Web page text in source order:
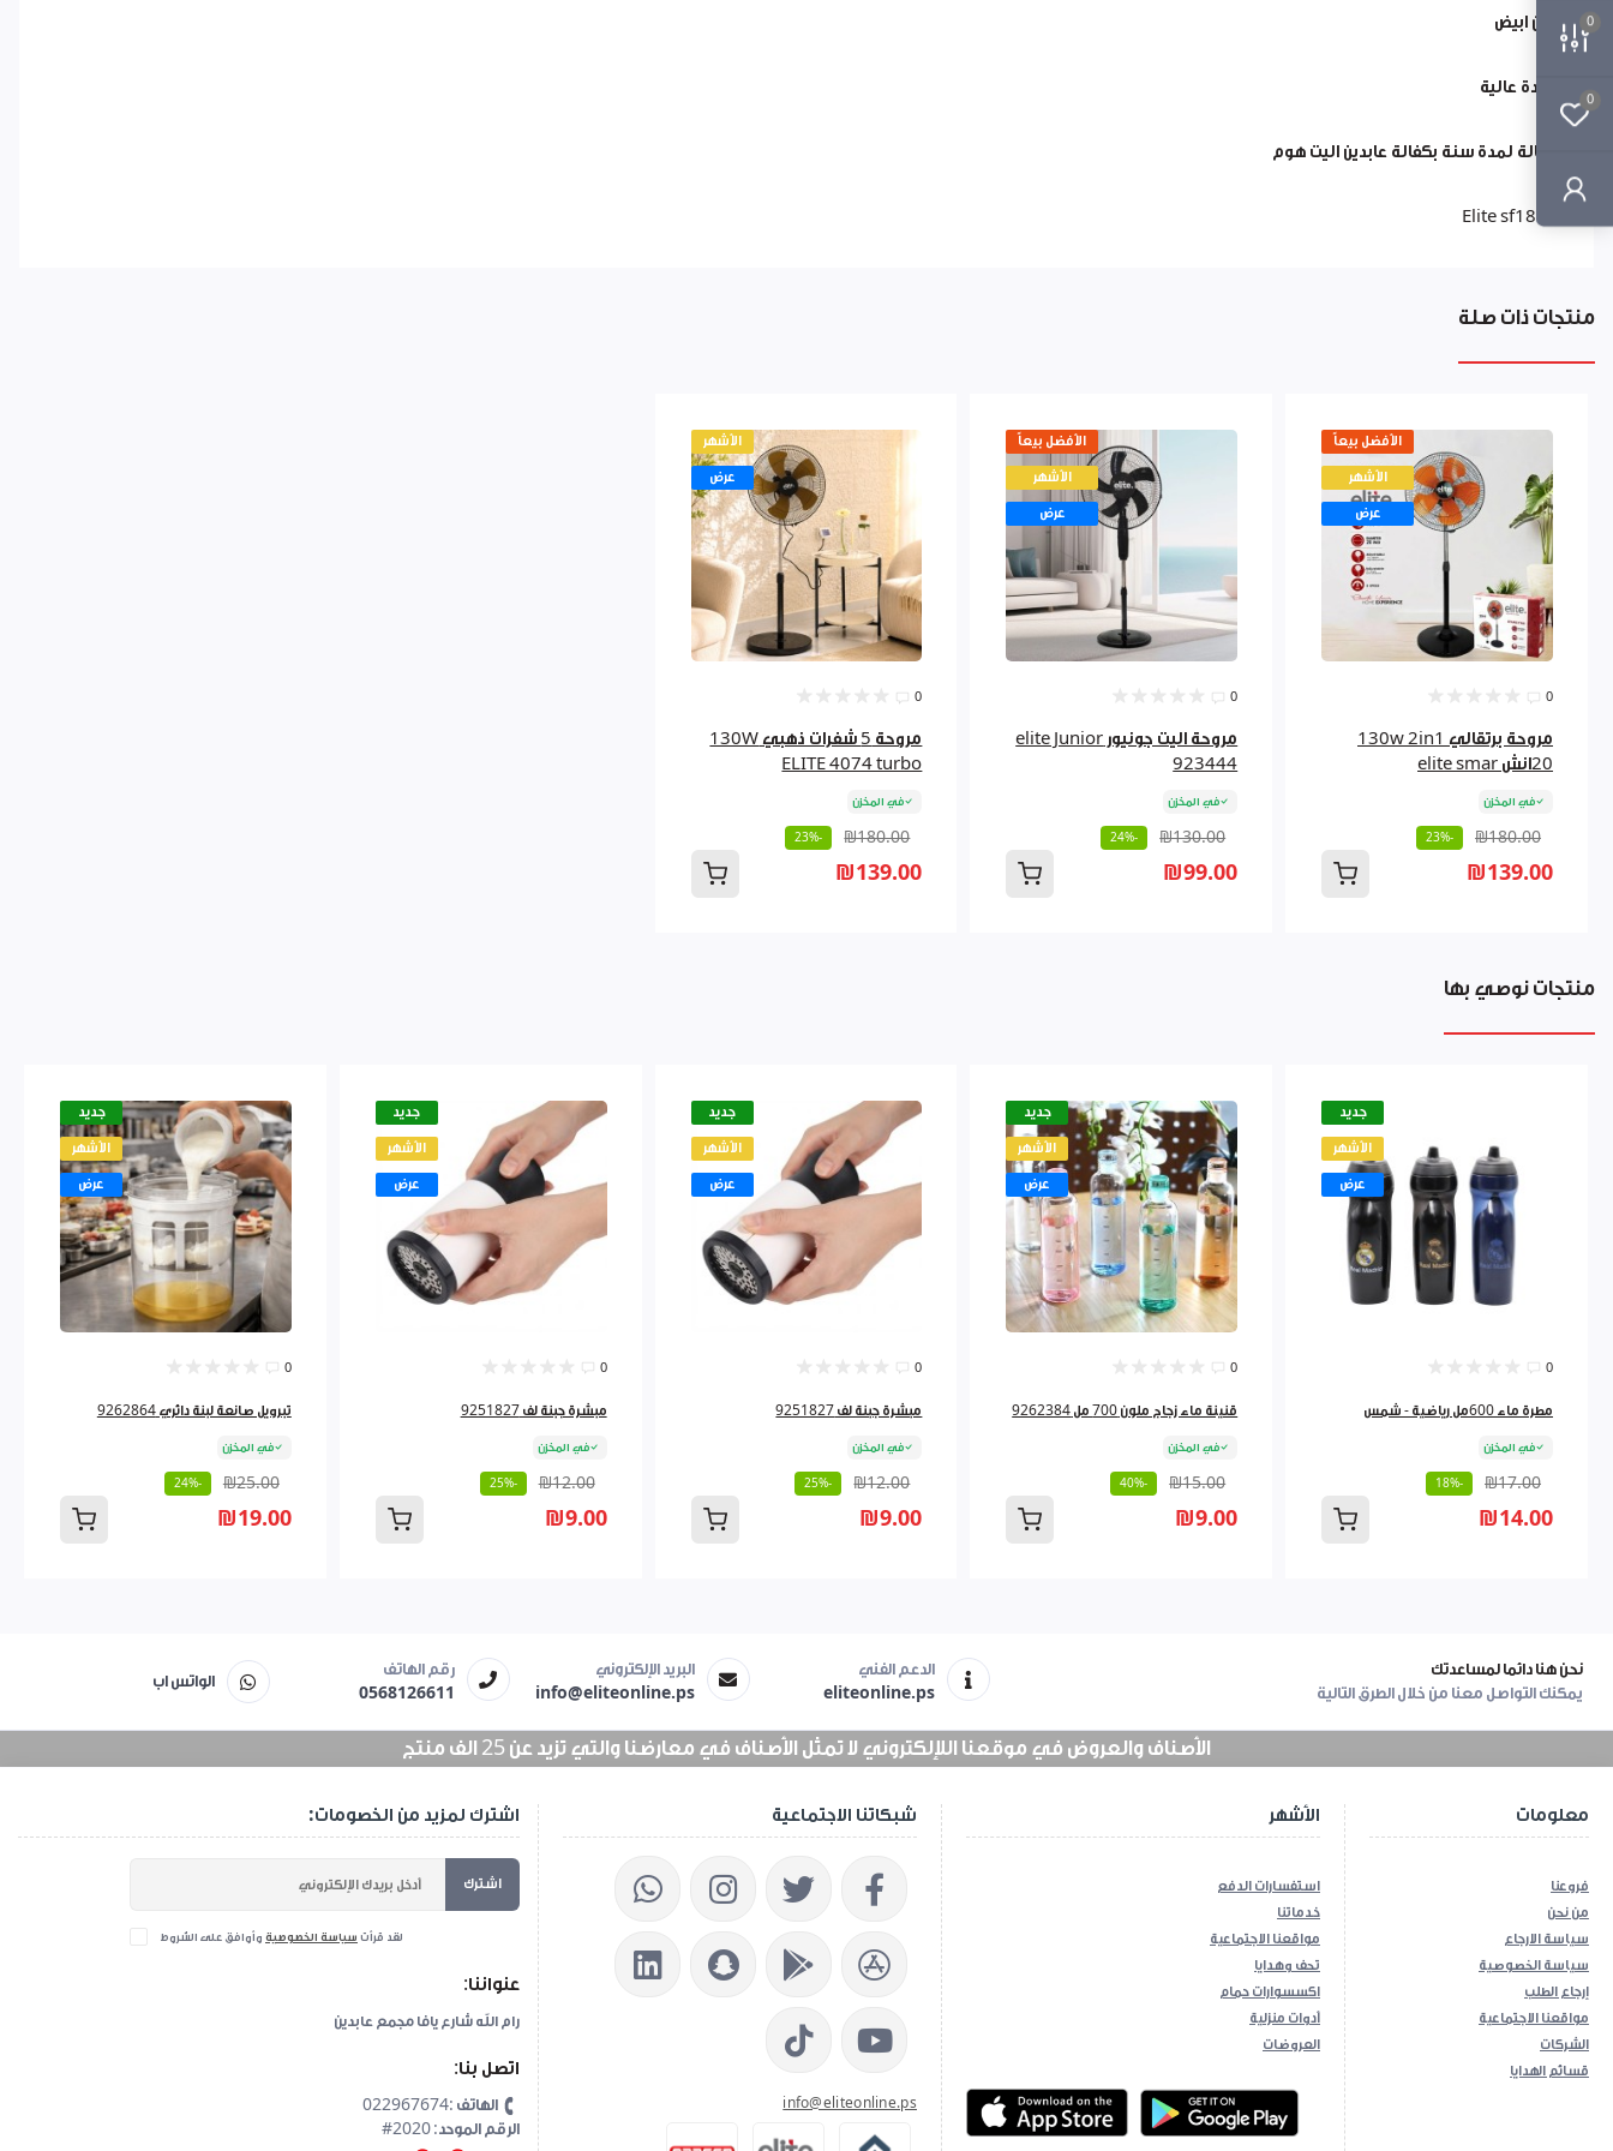
0
0
لون ابيض
جودة عالية
كفالة لمدة سنة بكفالة عابدين اليت هوم
Elite sf1873
منتجات ذات صلة
الأفضل بيعاً
الأشهر
عرض
0
مروحة برتقالي 130w 2in1
20انش elite smar
في المخزن
₪180.00
-23%
₪139.00
الأفضل بيعاً
الأشهر
عرض
0
مروحة اليت جونيور elite Junior
923444
في المخزن
₪130.00
-24%
₪99.00
الأشهر
عرض
0
مروحة 5 شفرات ذهبي 130W
ELITE 4074 turbo
في المخزن
₪180.00
-23%
₪139.00
منتجات نوصي بها
جديد
الأشهر
عرض
0
مطرة ماء 600مل رياضية - شمس
في المخزن
₪17.00
-18%
₪14.00
جديد
الأشهر
عرض
0
قنينة ماء زجاج ملون 700 مل 9262384
في المخزن
₪15.00
-40%
₪9.00
جديد
الأشهر
عرض
0
مبشرة جبنة لف 9251827
في المخزن
₪12.00
-25%
₪9.00
جديد
الأشهر
عرض
0
مبشرة جبنة لف 9251827
في المخزن
₪12.00
-25%
₪9.00
جديد
الأشهر
عرض
0
تبرويل صانعة لبنة دائري 9262864
في المخزن
₪25.00
-24%
₪19.00
نحن هنا دائما لمساعدتك
يمكنك التواصل معنا من خلال الطرق التالية
الدعم الفني
eliteonline.ps
البريد الإلكتروني
info@eliteonline.ps
رقم الهاتف
0568126611
الواتس اب
الأصناف والعروض في موقعنا اللإلكتروني لا تمثل الأصناف في معارضنا والتي تزيد عن 25 الف منتج
اشترك لمزيد من الخصومات:
اشترك
لقد قرأت سياسة الخصوصية وأوافق على الشروط
عنواننا:
رام الله شارع يافا مجمع عابدين
اتصل بنا:
الهاتف :022967674
#2020 :الرقم الموحد
شبكاتنا الاجتماعية
info@eliteonline.ps
الأشهر
استفسارات الدفع
خدماتنا
مواقعنا الاجتماعية
تحف وهدايا
اكسسوارات حمام
أدوات منزلية
العروضات
ios App Android App
معلومات
فروعنا
من نحن
سياسة الارجاع
سياسة الخصوصية
إرجاع الطلب
مواقعنا الاجتماعية
الشركات
قسائم الهدايا